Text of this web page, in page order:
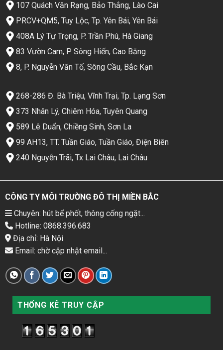
107 Quách Văn Rạng, Bảo Thắng, Lào Cai
PRCV+QM5, Tuy Lộc, Tp. Yên Bái, Yên Bái
408A Lý Tự Trọng, P. Trần Phú, Hà Giang
83 Vườn Cam, P. Sông Hiến, Cao Bằng
8, P. Nguyễn Văn Tố, Sông Cầu, Bắc Kạn
268-286 Đ. Bà Triệu, Vĩnh Trại, Tp. Lạng Sơn
373 Nhân Lý, Chiêm Hóa, Tuyên Quang
589 Lê Duẩn, Chiềng Sinh, Sơn La
99 AH13, TT. Tuần Giáo, Tuần Giáo, Điện Biên
240 Nguyễn Trãi, Tx Lai Châu, Lai Châu
CÔNG TY MÔI TRƯỜNG ĐÔ THỊ MIỀN BẮC
Chuyên: hút bể phốt, thông cống ngặt...
Hotline: 0868.396.683
Địa chỉ: Hà Nội
Email: chờ cập nhật email...
THỐNG KÊ TRUY CẬP